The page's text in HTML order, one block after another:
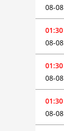
08-08
01:30
08-08
01:30
08-08
01:30
08-08